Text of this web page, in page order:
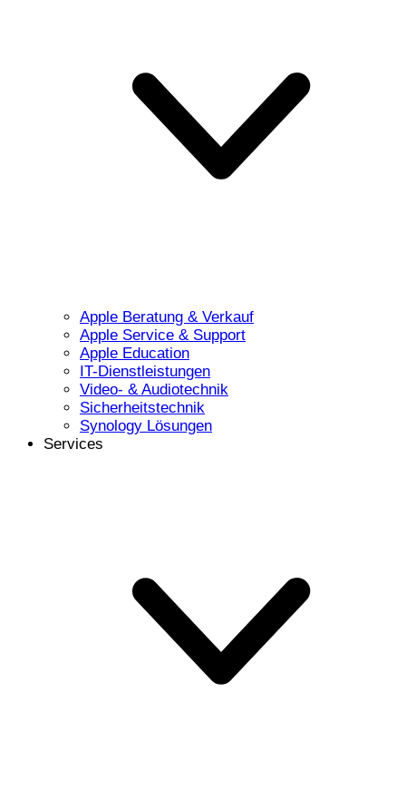
Apple Beratung & Verkauf
Apple Service & Support
Apple Education
IT-Dienstleistungen
Video- & Audiotechnik
Sicherheitstechnik
Synology Lösungen
Services